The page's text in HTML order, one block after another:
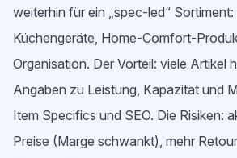
weiterhin für ein „spec-led“
Küchengeräte, Home-Comfort-
Organisation. Der Vorteil: viele Artikel
Angaben zu Leistung, Kapazität und
Item Specifics und SEO. Die Risiken:
Preise (Marge schwankt), mehr